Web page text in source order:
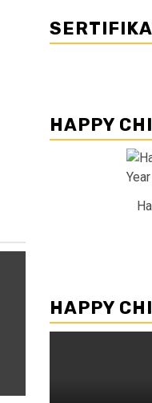
HAPPY
HAPPY